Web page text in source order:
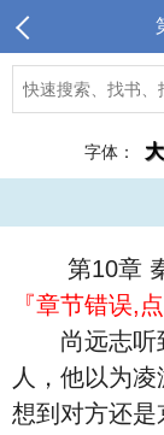
字体： 大
第10章 秦
『章节错误,
尚远志听到
人，他以为
想到对方还